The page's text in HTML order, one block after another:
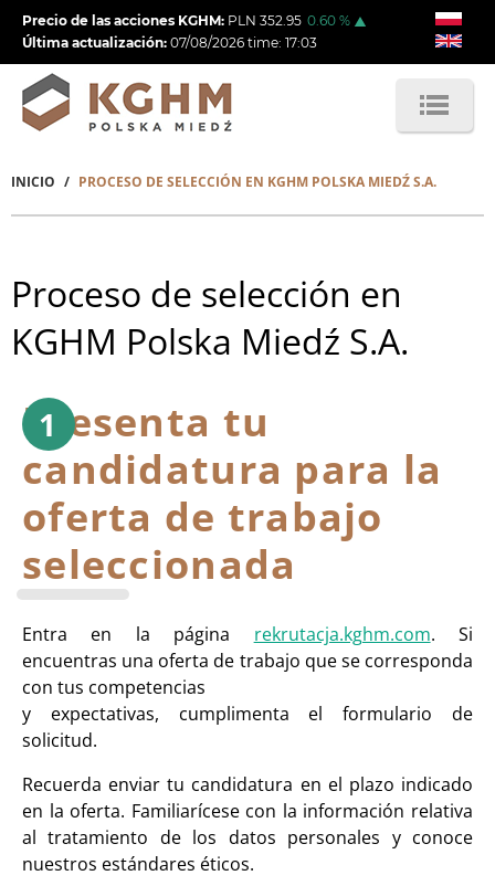
Pasar
contenido
principal
Precio de las acciones KGHM: PLN 352.95 0.60 %
Última actualización: 07/08/2026 time: 17:03
Sobrescribir
de
ayuda
a
navegación
INICIO PROCESO DE SELECCIÓN EN KGHM POLSKA MIEDŹ S.A.
Proceso de selección en
KGHM Polska Miedź S.A.
Presenta tu
candidatura para la
oferta de trabajo
seleccionada
Entra en la página rekrutacja.kghm.com. Si
encuentras una oferta de trabajo que se corresponda
con tus competencias
y expectativas, cumplimenta el formulario de
solicitud.
Recuerda enviar tu candidatura en el plazo indicado
en la oferta. Familiarícese con la información relativa
al tratamiento de los datos personales y conoce
nuestros estándares éticos.